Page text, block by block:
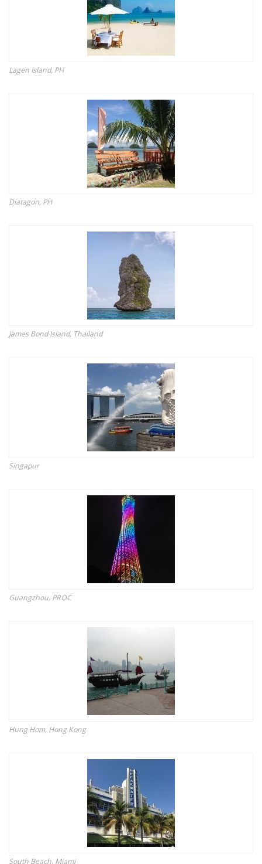
Lagen Island, PH
Diatagon, PH
James Bond Island, Thailand
Singapur
Guangzhou, PROC
Hung Hom, Hong Kong
South Beach, Miami